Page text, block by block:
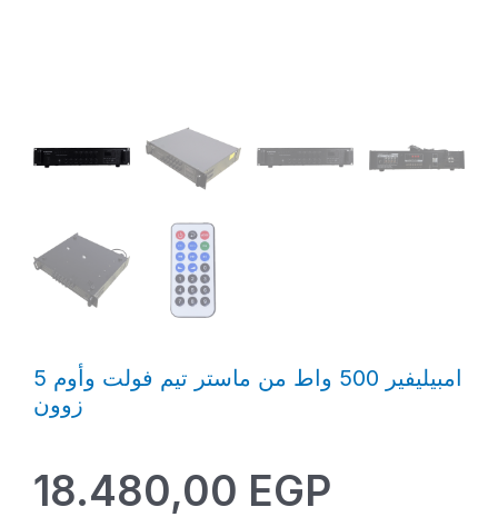
امبيليفير 500 واط من ماستر تيم فولت وأوم 5
زوون
18.480,00 EGP